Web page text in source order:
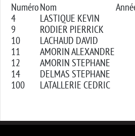
NuméroNom
4
LASTIQUE KEVIN
9
RODIER PIERRICK
10
LACHAUD DAVID
11
AMORIN ALEXANDRE
12
AMORIN STEPHANE
14
DELMAS STEPHANE
100
LATALLERIE CEDRIC